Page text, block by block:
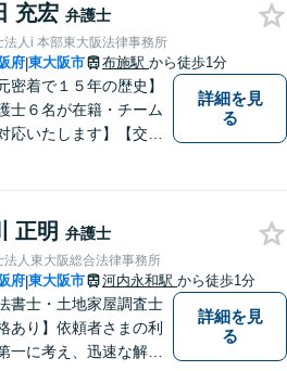
充宏 弁護士
法人i 本部東大阪法律事務所
府|東大阪市 布施駅 から徒歩1分
密着で１５年の歴史】
士６名が在籍・チーム
応いたします】【交通
５階】 お悩みは【弁護
ｉ 東大阪法律事務
におまかせください！
詳細を見
る
正明 弁護士
法人東大阪総合法律事務所
府|東大阪市 河内永和駅 から徒歩1分
書士・土地家屋調査士
あり】依頼者さまの利
一に考え、迅速な解決
詳細を見
る